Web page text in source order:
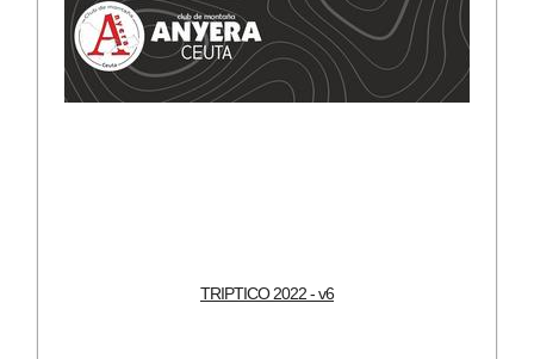
TRIPTICO 2022 - v6